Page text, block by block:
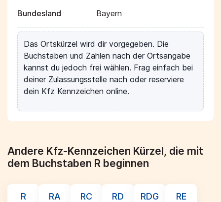
Bundesland Bayern
Das Ortskürzel wird dir vorgegeben. Die
Buchstaben und Zahlen nach der Ortsangabe
kannst du jedoch frei wählen. Frag einfach bei
deiner Zulassungsstelle nach oder reserviere
dein Kfz Kennzeichen online.
Andere Kfz-Kennzeichen Kürzel, die mit
dem Buchstaben R beginnen
R RA RC RD RDG RE